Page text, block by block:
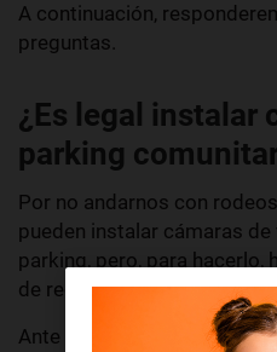
A continuación,
preguntas.
¿Es legal instalar
parking
Por no andarnos con
pueden instalar cámaras
parking, pero, para hacerlo,
de requisitos.
Ante todo, una cosa es